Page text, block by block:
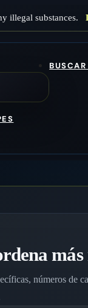
illegal substances.
números de